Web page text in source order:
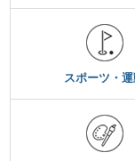
スポーツ・